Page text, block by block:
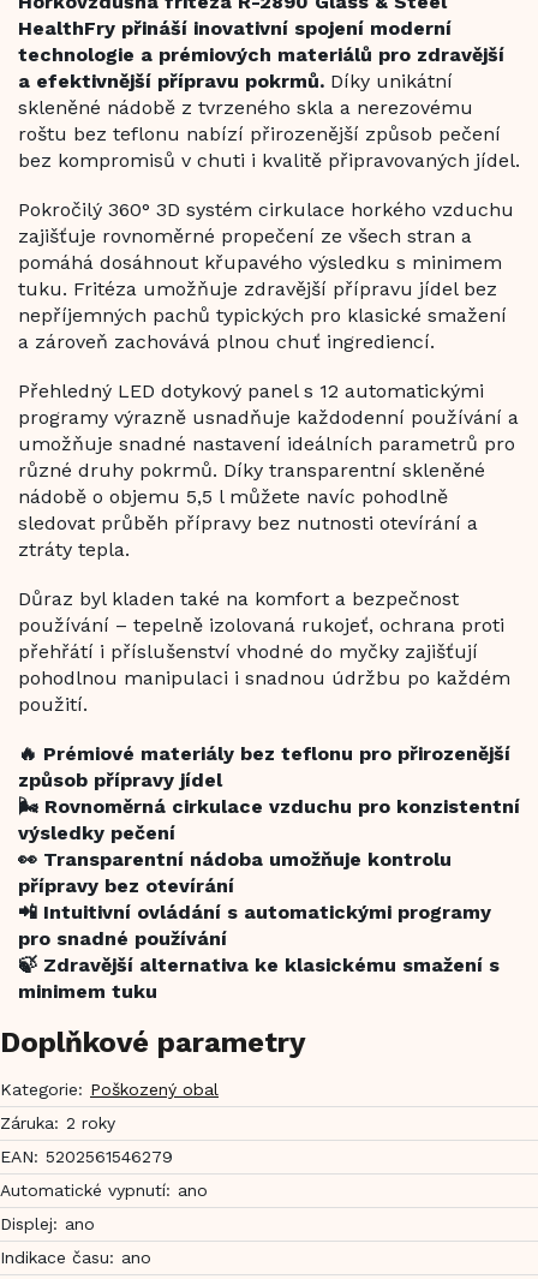
HealthFry přináší inovativní spojení moderní
technologie a prémiových materiálů pro zdravější
a efektivnější přípravu pokrmů. Díky unikátní
skleněné nádobě z tvrzeného skla a nerezovému
roštu bez teflonu nabízí přirozenější způsob pečení
bez kompromisů v chuti i kvalitě připravovaných jídel.
Pokročilý 360° 3D systém cirkulace horkého vzduchu
zajišťuje rovnoměrné propečení ze všech stran a
pomáhá dosáhnout křupavého výsledku s minimem
tuku. Fritéza umožňuje zdravější přípravu jídel bez
nepříjemných pachů typických pro klasické smažení
a zároveň zachovává plnou chuť ingrediencí.
Přehledný LED dotykový panel s 12 automatickými
programy výrazně usnadňuje každodenní používání a
umožňuje snadné nastavení ideálních parametrů pro
různé druhy pokrmů. Díky transparentní skleněné
nádobě o objemu 5,5 l můžete navíc pohodlně
sledovat průběh přípravy bez nutnosti otevírání a
ztráty tepla.
Důraz byl kladen také na komfort a bezpečnost
používání – tepelně izolovaná rukojeť, ochrana proti
přehřátí i příslušenství vhodné do myčky zajišťují
pohodlnou manipulaci i snadnou údržbu po každém
použití.
🔥 Prémiové materiály bez teflonu pro přirozenější
způsob přípravy jídel
🌬️ Rovnoměrná cirkulace vzduchu pro konzistentní
výsledky pečení
👀 Transparentní nádoba umožňuje kontrolu
přípravy bez otevírání
📲 Intuitivní ovládání s automatickými programy
pro snadné používání
🍃 Zdravější alternativa ke klasickému smažení s
minimem tuku
Doplňkové parametry
Kategorie: Poškozený obal
Záruka: 2 roky
EAN: 5202561546279
Automatické vypnutí: ano
Displej: ano
Indikace času: ano